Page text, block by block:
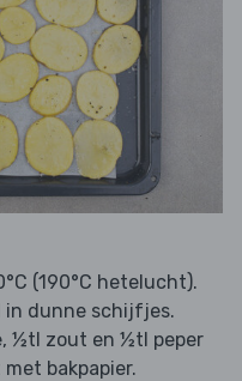
(190°C hetelucht).
in dunne schijfjes.
½tl zout en ½tl peper
bakpapier.